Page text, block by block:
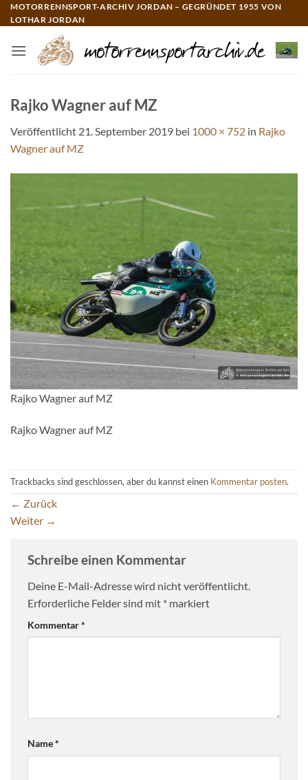
Zum
Inhalt
MOTORRENNSPORT-ARCHIV JORDAN – GEGRÜNDET 1955 VON
LOTHAR JORDAN
Rajko Wagner auf MZ
Veröffentlicht 21. September 2019 bei 1000 × 752 in Rajko
Wagner auf MZ
Rajko Wagner auf MZ
Rajko Wagner auf MZ
Trackbacks sind geschlossen, aber du kannst einen Kommentar posten.
← Zurück
Weiter →
Schreibe einen Kommentar
Deine E-Mail-Adresse wird nicht veröffentlicht.
Erforderliche Felder sind mit * markiert
Kommentar*
Name*